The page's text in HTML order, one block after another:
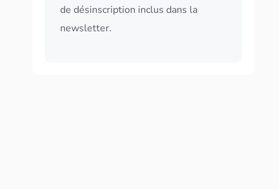
de désinscription inclus dans la
newsletter.